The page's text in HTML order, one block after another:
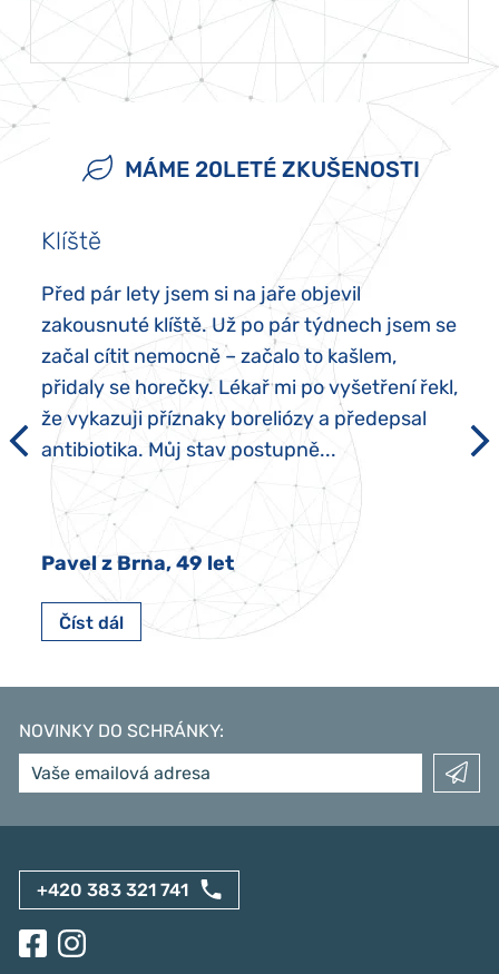
MÁME 20LETÉ ZKUŠENOSTI
Klíště
Před pár lety jsem si na jaře objevil
zakousnuté klíště. Už po pár týdnech jsem se
začal cítit nemocně – začalo to kašlem,
přidaly se horečky. Lékař mi po vyšetření řekl,
že vykazuji příznaky boreliózy a předepsal
antibiotika. Můj stav postupně...
Pavel z Brna, 49 let
Číst dál
NOVINKY DO SCHRÁNKY:
+420 383 321 741